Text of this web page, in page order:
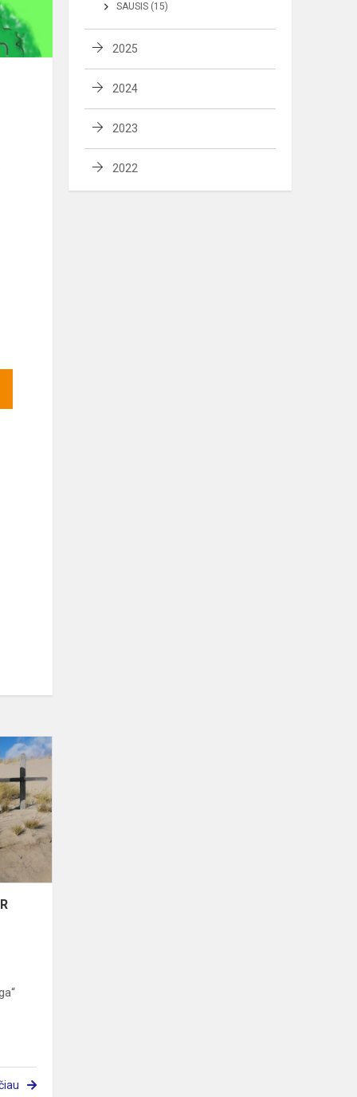
PARLAIVAVO
JŪRAS
SAUSIS (15)
2025
2024
2023
2022